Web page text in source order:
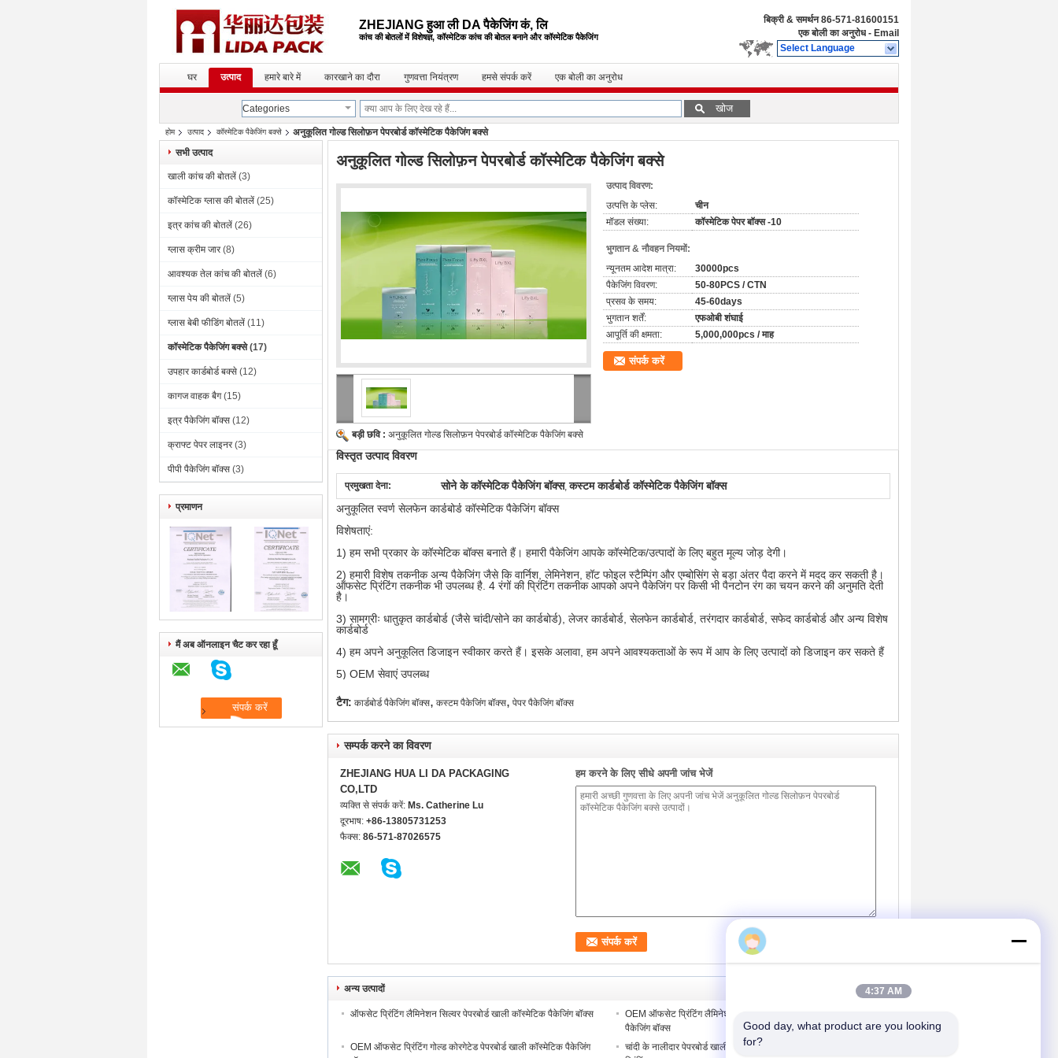
ZHEJIANG हुआ ली DA पैकेजिंग कं, लि
कांच की बोतलों में विशेषज्ञ, कॉस्मेटिक कांच की बोतलबनाने और कॉस्मेटिक पैकेजिंग
बिक्री & समर्थन86-571-81600151
एक बोली का अनुरोध - Email
Select Language
घर उत्पाद हमारे बारे में कारखाने का दौरा गुणवत्ता नियंत्रण हमसे संपर्क करें एक बोली का अनुरोध
Categories खोज
होम उत्पाद कॉस्मेटिक पैकेजिंग बक्से
अनुकूलित गोल्ड सिलोफ़न पेपरबोर्ड कॉस्मेटिक पैकेजिंग बक्से
सभी उत्पाद
खाली कांच की बोतलें (3)
कॉस्मेटिक ग्लास की बोतलें (25)
इत्र कांच की बोतलें (26)
ग्लास क्रीम जार (8)
आवश्यक तेल कांच की बोतलें (6)
ग्लास पेय की बोतलें (5)
ग्लास बेबी फीडिंग बोतलें (11)
कॉस्मेटिक पैकेजिंग बक्से (17)
उपहार कार्डबोर्ड बक्से (12)
कागज वाहक बैग (15)
इत्र पैकेजिंग बॉक्स (12)
क्राफ्ट पेपर लाइनर (3)
पीपी पैकेजिंग बॉक्स (3)
प्रमाणन
मैं अब ऑनलाइन चैट कर रहा हूँ
अनुकूलित गोल्ड सिलोफ़न पेपरबोर्ड कॉस्मेटिक पैकेजिंग बक्से
बड़ी छवि : अनुकूलित गोल्ड सिलोफ़न पेपरबोर्ड कॉस्मेटिक पैकेजिंग बक्से
उत्पाद विवरण:
उत्पत्ति के प्लेस:
चीन
मॉडल संख्या:
कॉस्मेटिक पेपर बॉक्स -10
भुगतान & नौवहन नियमों:
न्यूनतम आदेश मात्रा:
30000pcs
पैकेजिंग विवरण:
50-80PCS / CTN
प्रसव के समय:
45-60days
भुगतान शर्तें:
एफओबी शंघाई
आपूर्ति की क्षमता:
5,000,000pcs / माह
संपर्क करें
विस्तृत उत्पाद विवरण
प्रमुखता देना: सोने के कॉस्मेटिक पैकेजिंग बॉक्स,कस्टम कार्डबोर्ड कॉस्मेटिक पैकेजिंग बॉक्स
अनुकूलित स्वर्ण सेलफेन कार्डबोर्ड कॉस्मेटिक पैकेजिंग बॉक्स
विशेषताएं:
1) हम सभी प्रकार के कॉस्मेटिक बॉक्स बनाते हैं। हमारी पैकेजिंग आपके कॉस्मेटिक/उत्पादों के लिए बहुत मूल्य जोड़ देगी।
2) हमारी विशेष तकनीक अन्य पैकेजिंग जैसे कि वार्निश, लेमिनेशन, हॉट फोइल स्टैम्पिंग और एम्बोसिंग से बड़ा अंतर पैदा करने में मदद कर सकती है।
ऑफसेट प्रिंटिंग तकनीक भी उपलब्ध है. 4 रंगों की प्रिंटिंग तकनीक आपको अपने पैकेजिंग पर किसी भी पैनटोन रंग का चयन करने की अनुमति देती
है।
3) सामग्रीः धातुकृत कार्डबोर्ड (जैसे चांदी/सोने का कार्डबोर्ड), लेजर कार्डबोर्ड, सेलफेन कार्डबोर्ड, तरंगदार कार्डबोर्ड, सफेद कार्डबोर्ड और अन्य विशेष
कार्डबोर्ड
4) हम अपने अनुकूलित डिजाइन स्वीकार करते हैं। इसके अलावा, हम अपने आवश्यकताओं के रूप में आप के लिए उत्पादों को डिजाइन कर सकते हैं
5) OEM सेवाएं उपलब्ध
टैग: कार्डबोर्ड पैकेजिंग बॉक्स, कस्टम पैकेजिंग बॉक्स, पेपर पैकेजिंग बॉक्स
सम्पर्क करने का विवरण
ZHEJIANG HUA LI DA PACKAGING
CO,LTD
व्यक्ति से संपर्क करें: Ms. Catherine Lu
दूरभाष: +86-13805731253
फैक्स: 86-571-87026575
हम करने के लिए सीधे अपनी जांच भेजें
अन्य उत्पादों
ऑफसेट प्रिंटिंग लैमिनेशन सिल्वर पेपरबोर्ड खाली कॉस्मेटिक पैकेजिंग बॉक्स
OEM ऑफसेट प्रिंटिंग लैमिनेशन सिलोफ़न पेपरबोर्ड खाली कॉस्मेटिक
पैकेजिंग बॉक्स
OEM ऑफसेट प्रिंटिंग गोल्ड कोरगेटेड पेपरबोर्ड खाली कॉस्मेटिक पैकेजिंग
चांदी के नालीदार पेपरबोर्ड खाली कॉस्मेटिक पैकेजिंग बॉक्स OEM ऑफसेट
4:37 AM
Good day, what product are you looking
for?